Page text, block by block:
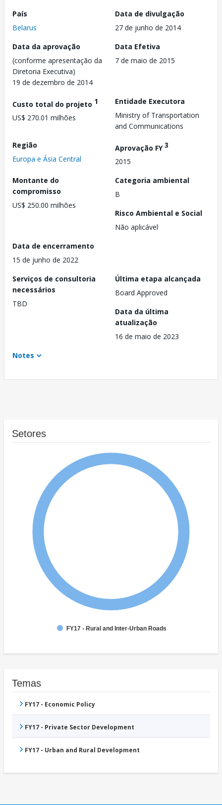
País
Belarus
Data de divulgação
27 de junho de 2014
Data da aprovação
(conforme apresentação da
Diretoria Executiva)
19 de dezembro de 2014
Data Efetiva
7 de maio de 2015
Custo total do projeto 1
US$ 270.01 milhões
Entidade Executora
Ministry of Transportation
and Communications
Região
Europa e Ásia Central
Aprovação FY3
2015
Montante do
compromisso
US$ 250.00 milhões
Categoria ambiental
B
Risco Ambiental e Social
Não aplicável
Data de encerramento
15 de junho de 2022
Serviços de consultoria
necessários
TBD
Última etapa alcançada
Board Approved
Data da última
atualização
16 de maio de 2023
Notes
Setores
FY17 - Rural and Inter-Urban Roads
Temas
FY17 - Economic Policy
FY17 - Private Sector Development
FY17 - Urban and Rural Development